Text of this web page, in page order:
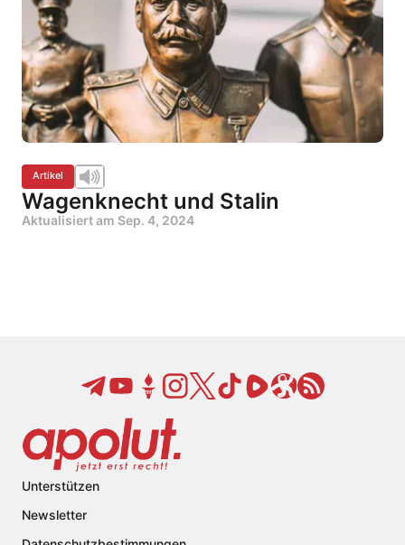
Artikel
Wagenknecht und Stalin
Aktualisiert am Sep. 4, 2024
Unterstützen
Newsletter